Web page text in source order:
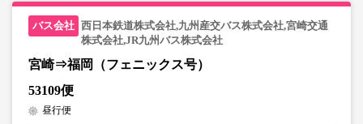
西日本鉄道株式会社,九州産交バス株式会社,宮崎交通
株式会社,JR九州バス株式会社
宮崎⇒福岡（フェニックス号）
53109便
昼行便